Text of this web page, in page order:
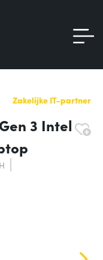
Zakelijke IT-partner
3 Intel